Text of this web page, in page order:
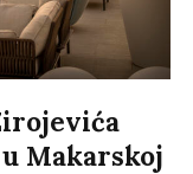
Makarskoj